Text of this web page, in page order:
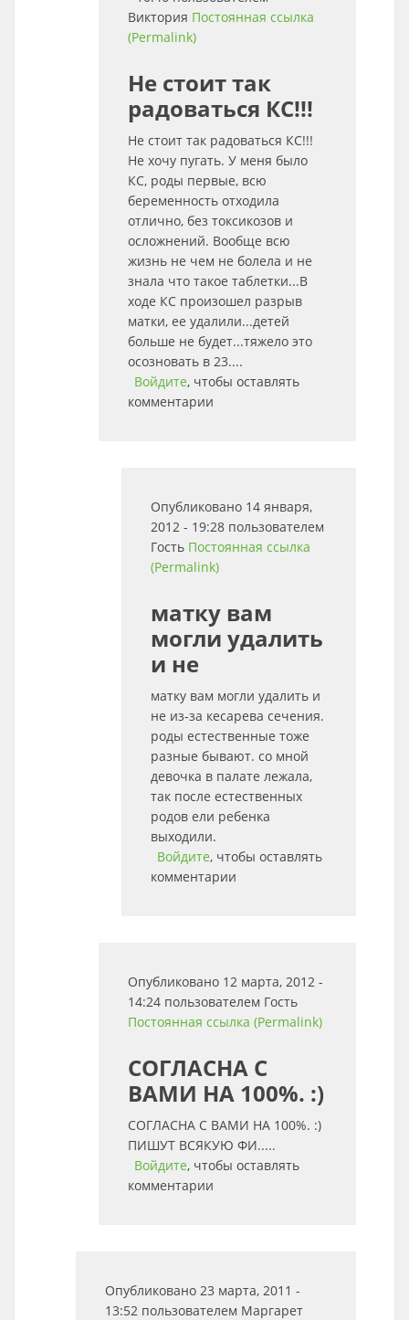
Виктория Постоянная ссылка
(Permalink)
Не стоит так
радоваться КС!!!
Не стоит так радоваться КС!!!
Не хочу пугать. У меня было
КС, роды первые, всю
беременность отходила
отлично, без токсикозов и
осложнений. Вообще всю
жизнь не чем не болела и не
знала что такое таблетки...В
ходе КС произошел разрыв
матки, ее удалили...детей
больше не будет...тяжело это
осозновать в 23....
Войдите, чтобы оставлять
комментарии
Опубликовано 14 января,
2012 - 19:28 пользователем
Гость Постоянная ссылка
(Permalink)
матку вам
могли удалить
и не
матку вам могли удалить и
не из-за кесарева сечения.
роды естественные тоже
разные бывают. со мной
девочка в палате лежала,
так после естественных
родов ели ребенка
выходили.
Войдите, чтобы оставлять
комментарии
Опубликовано 12 марта, 2012 -
14:24 пользователем Гость
Постоянная ссылка (Permalink)
СОГЛАСНА С
ВАМИ НА 100%. :)
СОГЛАСНА С ВАМИ НА 100%. :)
ПИШУТ ВСЯКУЮ ФИ.....
Войдите, чтобы оставлять
комментарии
Опубликовано 23 марта, 2011 -
13:52 пользователем Маргарет